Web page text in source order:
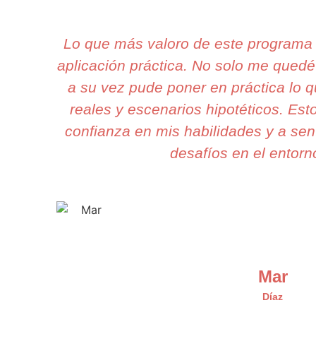
Lo que más valoro de este
aplicación práctica. No solo me
a su vez pude poner en práctica lo
reales y escenarios hipotéticos.
confianza en mis habilidades y a
desafíos en el
Mar
Díaz